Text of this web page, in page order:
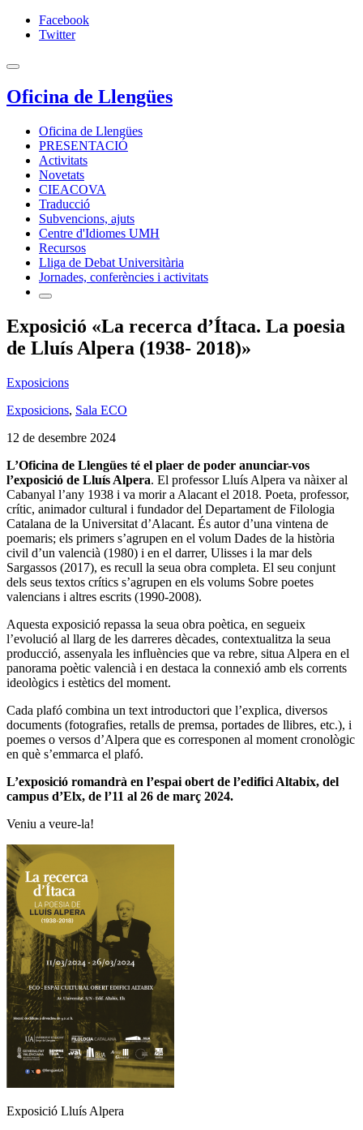
Facebook
Twitter
Oficina de Llengües
Oficina de Llengües
PRESENTACIÓ
Activitats
Novetats
CIEACOVA
Traducció
Subvencions, ajuts
Centre d'Idiomes UMH
Recursos
Lliga de Debat Universitària
Jornades, conferències i activitats
Exposició «La recerca d’Ítaca. La poesia
de Lluís Alpera (1938- 2018)»
Exposicions
Exposicions, Sala ECO
12 de desembre 2024
L’Oficina de Llengües té el plaer de poder anunciar-vos
l’exposició de Lluís Alpera. El professor Lluís Alpera va nàixer al
Cabanyal l’any 1938 i va morir a Alacant el 2018. Poeta, professor,
crític, animador cultural i fundador del Departament de Filologia
Catalana de la Universitat d’Alacant. És autor d’una vintena de
poemaris; els primers s’agrupen en el volum Dades de la història
civil d’un valencià (1980) i en el darrer, Ulisses i la mar dels
Sargassos (2017), es recull la seua obra completa. El seu conjunt
dels seus textos crítics s’agrupen en els volums Sobre poetes
valencians i altres escrits (1990-2008).
Aquesta exposició repassa la seua obra poètica, en segueix
l’evolució al llarg de les darreres dècades, contextualitza la seua
producció, assenyala les influències que va rebre, situa Alpera en el
panorama poètic valencià i en destaca la connexió amb els corrents
ideològics i estètics del moment.
Cada plafó combina un text introductori que l’explica, diversos
documents (fotografies, retalls de premsa, portades de llibres, etc.), i
poemes o versos d’Alpera que es corresponen al moment cronològic
en què s’emmarca el plafó.
L’exposició romandrà en l’espai obert de l’edifici Altabix, del
campus d’Elx, de l’11 al 26 de març 2024.
Veniu a veure-la!
Exposició Lluís Alpera